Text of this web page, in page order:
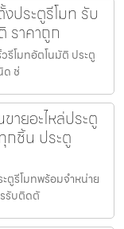
ประตูรีโมท รับ
ราคาถูก
รีโมทอัตโนมัติ ประตู
ด ช่
ายอะไหล่ประตู
กชิ้น ประตู
ตูรีโมทพร้อมจำหน่าย
รับติดตั